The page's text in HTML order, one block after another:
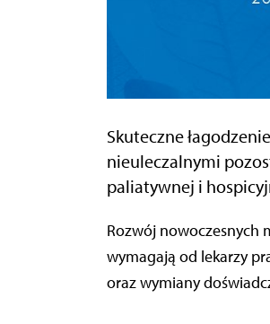
Skuteczne
nieuleczalnymi
paliatywnej i
Rozwój nowoczesnych
wymagają od lekarzy
oraz wymiany